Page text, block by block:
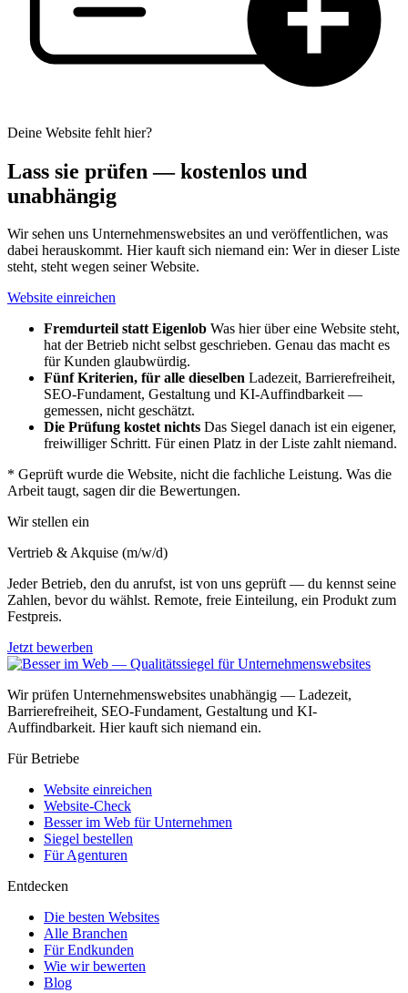
Deine Website fehlt hier?
Lass sie prüfen — kostenlos und
unabhängig
Wir sehen uns Unternehmenswebsites an und veröffentlichen, was
dabei herauskommt. Hier kauft sich niemand ein: Wer in dieser Liste
steht, steht wegen seiner Website.
Website einreichen
Fremdurteil statt Eigenlob Was hier über eine Website steht,
hat der Betrieb nicht selbst geschrieben. Genau das macht es
für Kunden glaubwürdig.
Fünf Kriterien, für alle dieselben Ladezeit, Barrierefreiheit,
SEO-Fundament, Gestaltung und KI-Auffindbarkeit —
gemessen, nicht geschätzt.
Die Prüfung kostet nichts Das Siegel danach ist ein eigener,
freiwilliger Schritt. Für einen Platz in der Liste zahlt niemand.
* Geprüft wurde die Website, nicht die fachliche Leistung. Was die
Arbeit taugt, sagen dir die Bewertungen.
Wir stellen ein
Vertrieb & Akquise (m/w/d)
Jeder Betrieb, den du anrufst, ist von uns geprüft — du kennst seine
Zahlen, bevor du wählst. Remote, freie Einteilung, ein Produkt zum
Festpreis.
Jetzt bewerben
Wir prüfen Unternehmenswebsites unabhängig — Ladezeit,
Barrierefreiheit, SEO-Fundament, Gestaltung und KI-
Auffindbarkeit. Hier kauft sich niemand ein.
Für Betriebe
Website einreichen
Website-Check
Besser im Web für Unternehmen
Siegel bestellen
Für Agenturen
Entdecken
Die besten Websites
Alle Branchen
Für Endkunden
Wie wir bewerten
Blog